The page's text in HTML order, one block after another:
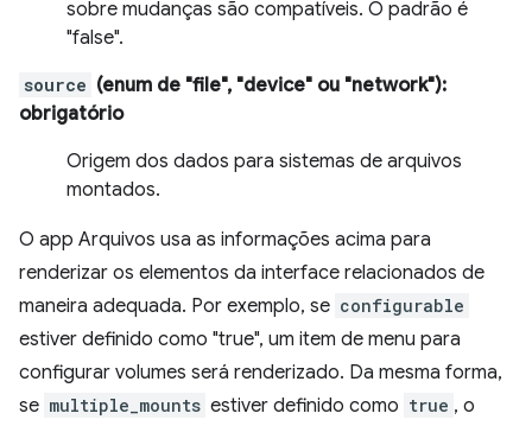
sobre mudanças são compatíveis. O padrão é
"false".
source (enum de "file", "device" ou "network"):
obrigatório
Origem dos dados para sistemas de arquivos
montados.
O app Arquivos usa as informações acima para
renderizar os elementos da interface relacionados de
maneira adequada. Por exemplo, se configurable
estiver definido como "true", um item de menu para
configurar volumes será renderizado. Da mesma forma,
se multiple_mounts estiver definido como true , o